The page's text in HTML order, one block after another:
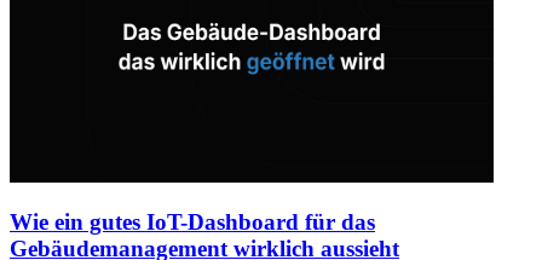
Wie ein gutes IoT-Dashboard für das
Gebäudemanagement wirklich aussieht